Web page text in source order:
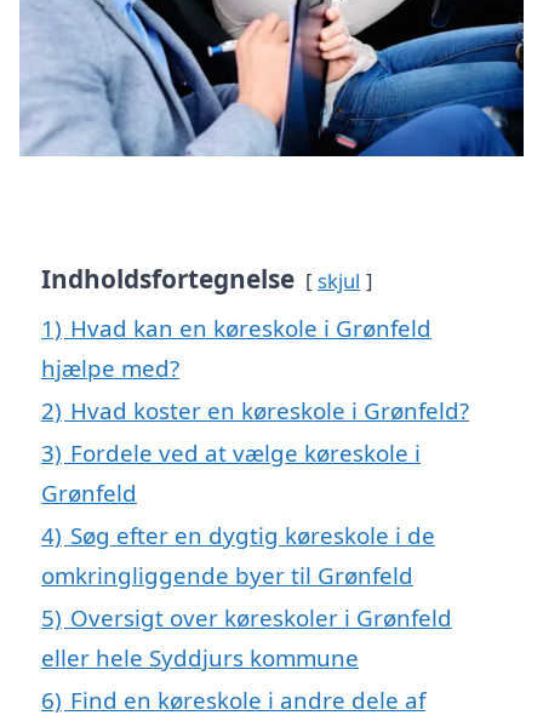
Indholdsfortegnelse skjul
1) Hvad kan en køreskole i Grønfeld
hjælpe med?
2) Hvad koster en køreskole i Grønfeld?
3) Fordele ved at vælge køreskole i
Grønfeld
4) Søg efter en dygtig køreskole i de
omkringliggende byer til Grønfeld
5) Oversigt over køreskoler i Grønfeld
eller hele Syddjurs kommune
6) Find en køreskole i andre dele af